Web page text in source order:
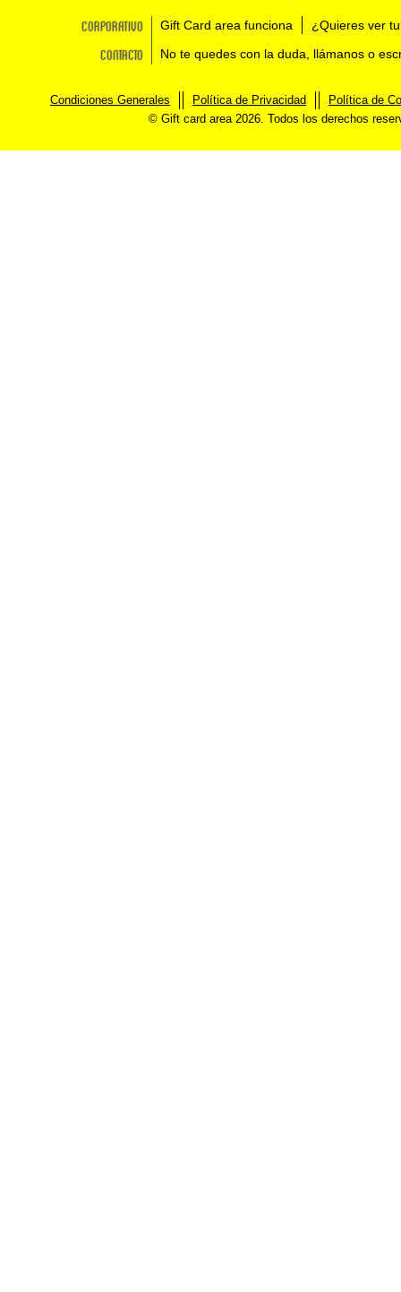
Corporativo Gift Card area funciona ¿Quieres ver
Contacto No te quedes con la duda, llámanos o
Condiciones Generales Política de Privacidad
Política de
© Gift card area 2026. Todos los derechos